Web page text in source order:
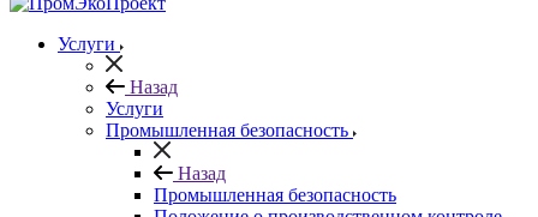
Услуги
Назад
Услуги
Промышленная безопасность
Назад
Промышленная безопасность